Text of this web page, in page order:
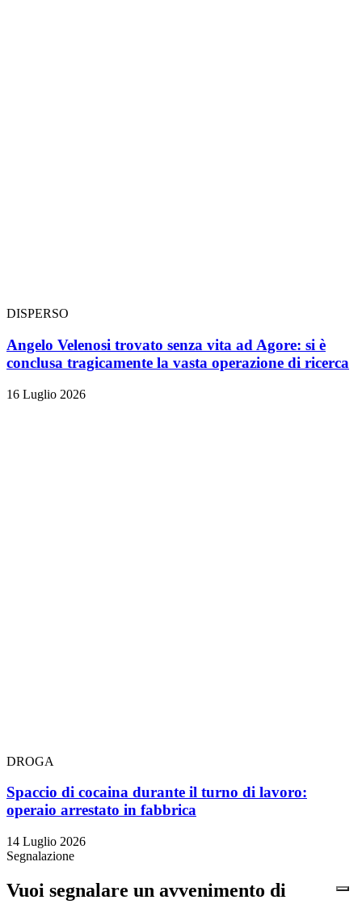
DISPERSO
Angelo Velenosi trovato senza vita ad Agore: si è
conclusa tragicamente la vasta operazione di ricerca
16 Luglio 2026
DROGA
Spaccio di cocaina durante il turno di lavoro:
operaio arrestato in fabbrica
14 Luglio 2026
Segnalazione
Vuoi segnalare un avvenimento di